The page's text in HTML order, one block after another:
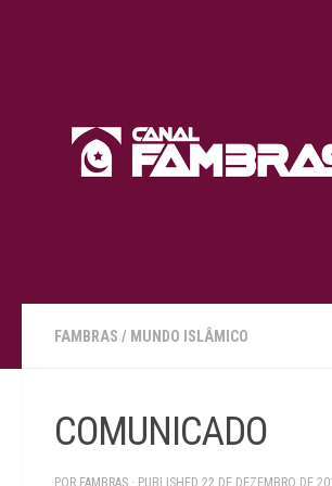
FAMBRAS / MUNDO ISLÂMICO
COMUNICADO
POR FAMBRAS · PUBLISHED 22 DE DEZEMBRO DE